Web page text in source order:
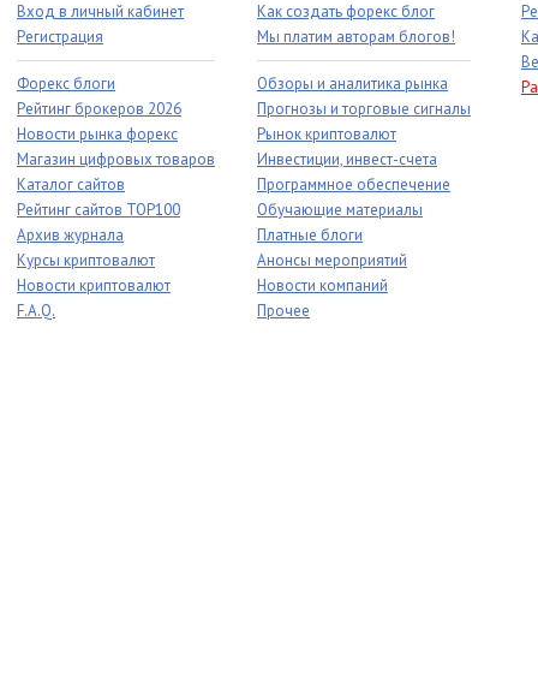
Вход в личный кабинет
Регистрация
Форекс блоги
Рейтинг брокеров 2026
Новости рынка форекс
Магазин цифровых товаров
Каталог сайтов
Рейтинг сайтов TOP100
Архив журнала
Курсы криптовалют
Новости криптовалют
F.A.Q.
Как создать форекс блог
Мы платим авторам блогов!
Обзоры и аналитика рынка
Прогнозы и торговые сигналы
Рынок криптовалют
Инвестиции, инвест-счета
Программное обеспечение
Обучающие материалы
Платные блоги
Анонсы мероприятий
Новости компаний
Прочее